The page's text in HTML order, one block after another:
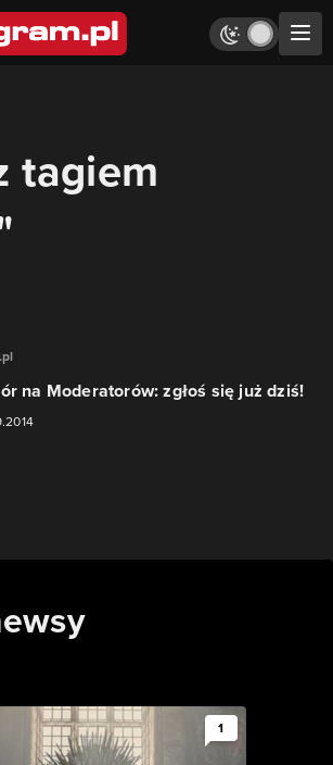
tagiem
na Moderatorów: zgłoś się już dziś!
1